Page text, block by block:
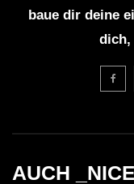
baue dir deine
dich,
AUCH _NICE